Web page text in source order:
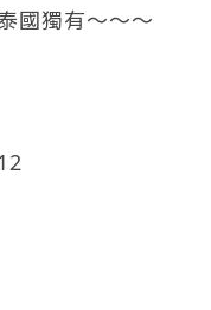
國獨有～～～
12